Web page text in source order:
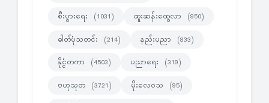
စီးပွားရေး (1031) ထူးဆန်းထွေလာ (950)
ဓါတ်ပုံသတင်း (214) နည်းပညာ (833)
နိုင္ငံတကာ (4503) ပညာရေး (319)
ဗဟုသုတ (3721) မိုးလေဝသ (95)